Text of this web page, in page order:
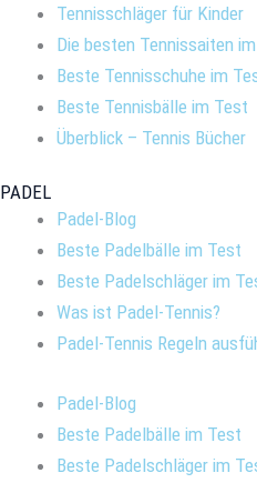
Tennisschläger für Kinder
Die besten Tennissaiten
Beste Tennisschuhe im
Beste Tennisbälle im Test
Überblick – Tennis Bücher
PADEL
Padel-Blog
Beste Padelbälle im Test
Beste Padelschläger im
Was ist Padel-Tennis?
Padel-Tennis Regeln
Padel-Blog
Beste Padelbälle im Test
Beste Padelschläger im